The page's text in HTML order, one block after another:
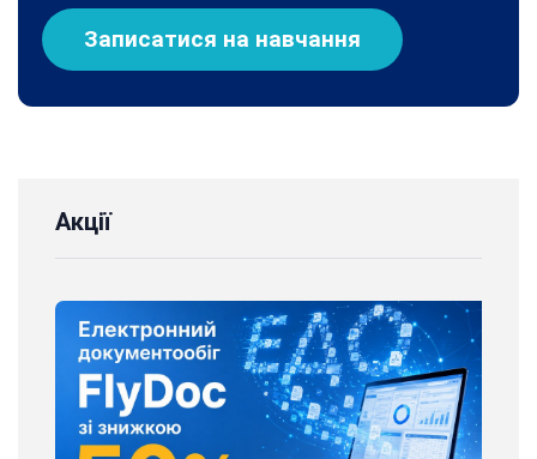
Записатися на навчання
Акції